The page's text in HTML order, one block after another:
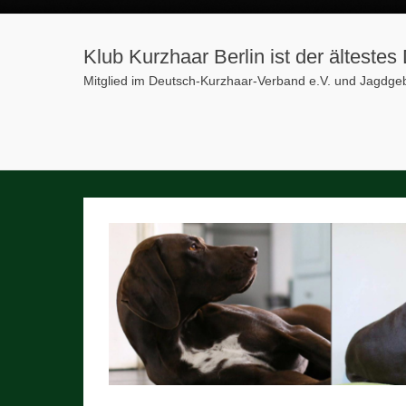
Klub Kurzhaar Berlin ist der
Mitglied im Deutsch-Kurzhaar-Verband e.V. und